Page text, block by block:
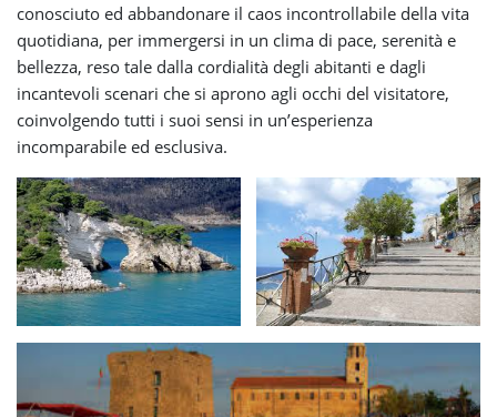
conosciuto ed abbandonare il caos incontrollabile della vita
quotidiana, per immergersi in un clima di pace, serenità e
bellezza, reso tale dalla cordialità degli abitanti e dagli
incantevoli scenari che si aprono agli occhi del visitatore,
coinvolgendo tutti i suoi sensi in un’esperienza
incomparabile ed esclusiva.